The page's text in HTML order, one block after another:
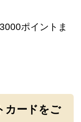
ポイントま
カードをご